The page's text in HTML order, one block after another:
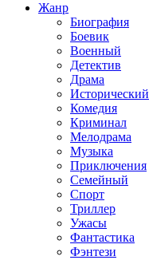
Жанр
Биография
Боевик
Военный
Детектив
Драма
Исторический
Комедия
Криминал
Мелодрама
Музыка
Приключения
Семейный
Спорт
Триллер
Ужасы
Фантастика
Фэнтези